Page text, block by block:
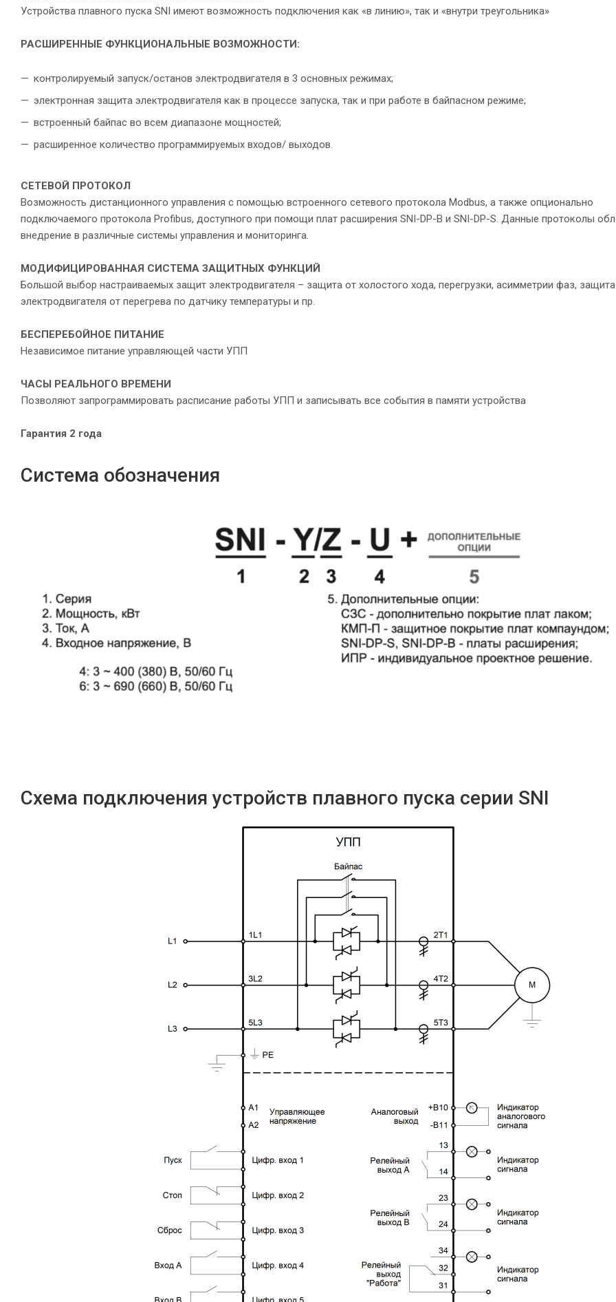
Устройства плавного пуска SNI имеют возможность подключения как «в линию», так и «внутри треугольника»
РАСШИРЕННЫЕ ФУНКЦИОНАЛЬНЫЕ ВОЗМОЖНОСТИ:
контролируемый запуск/останов электродвигателя в 3 основных режимах;
электронная защита электродвигателя как в процессе запуска, так и при работе в байпасном режиме;
встроенный байпас во всем диапазоне мощностей;
расширенное количество программируемых входов/ выходов.
СЕТЕВОЙ ПРОТОКОЛ
Возможность дистанционного управления с помощью встроенного сетевого протокола Modbus, а также опционально
подключаемого протокола Profibus, доступного при помощи плат расширения SNI-DP-B и SNI-DP-S. Данные протоколы
внедрение в различные системы управления и мониторинга.
МОДИФИЦИРОВАННАЯ СИСТЕМА ЗАЩИТНЫХ ФУНКЦИЙ
Большой выбор настраиваемых защит электродвигателя – защита от холостого хода, перегрузки, асимметрии фаз, защита
электродвигателя от перегрева по датчику температуры и пр.
БЕСПЕРЕБОЙНОЕ ПИТАНИЕ
Независимое питание управляющей части УПП
ЧАСЫ РЕАЛЬНОГО ВРЕМЕНИ
Позволяют запрограммировать расписание работы УПП и записывать все события в памяти устройства
Гарантия 2 года
Система обозначения
Схема подключения устройств плавного пуска серии SNI